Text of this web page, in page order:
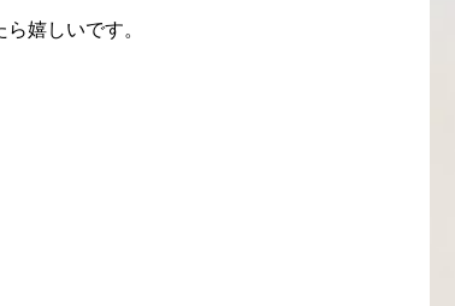
嬉しいです。